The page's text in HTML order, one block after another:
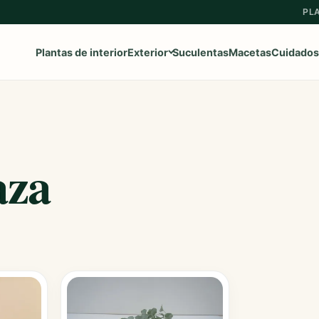
Plantas de interiorExterior
Margaritas
SuculentasMacetasCuidados